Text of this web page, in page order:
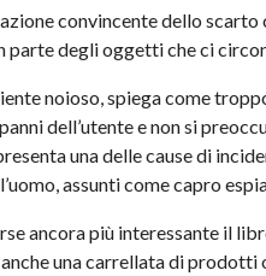
convincente dello
parte degli oggetti che ci
noioso, spiega come
dell’utente e non si
una delle cause di
assunti come capro
ancora più interessante il
una carrellata di